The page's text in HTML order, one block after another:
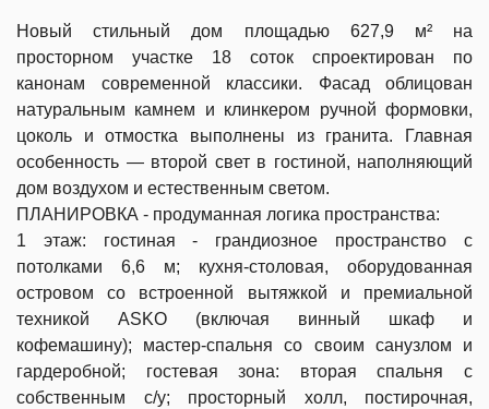
Новый стильный дом площадью 627,9 м² на
просторном участке 18 соток спроектирован по
канонам современной классики. Фасад облицован
натуральным камнем и клинкером ручной формовки,
цоколь и отмостка выполнены из гранита. Главная
особенность — второй свет в гостиной, наполняющий
дом воздухом и естественным светом.
ПЛАНИРОВКА - продуманная логика пространства:
1 этаж: гостиная - грандиозное пространство с
потолками 6,6 м; кухня-столовая, оборудованная
островом со встроенной вытяжкой и премиальной
техникой ASKO (включая винный шкаф и
кофемашину); мастер-спальня со своим санузлом и
гардеробной; гостевая зона: вторая спальня с
собственным с/у; просторный холл, постирочная,